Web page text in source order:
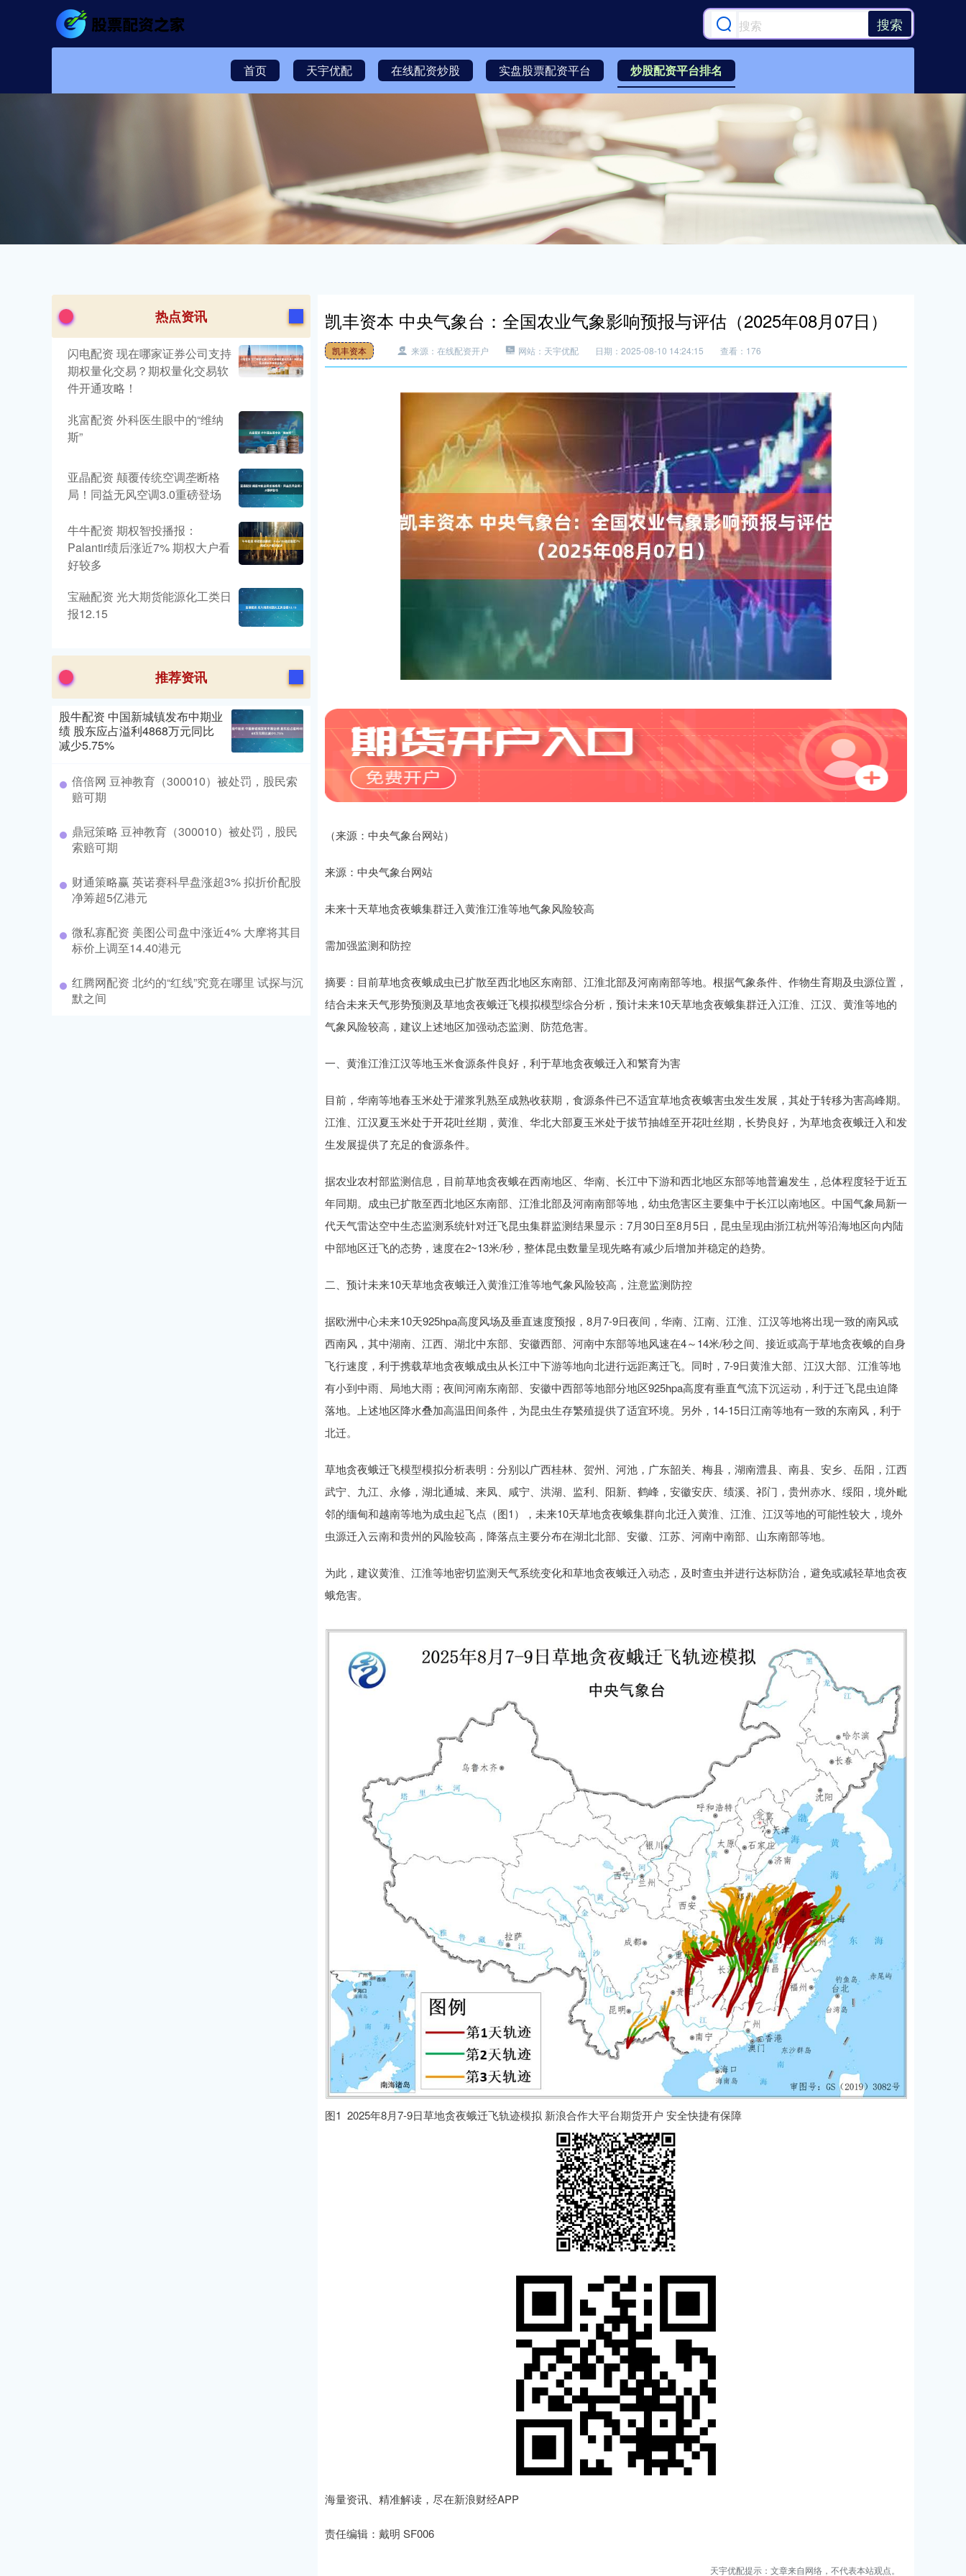
搜索
首页 天宇优配 在线配资炒股 实盘股票配资平台 炒股配资平台排名
凯丰资本 中央气象台：全国农业气象影响预报与评估（2025年08月07日）
凯丰资本 来源：在线配资开户 网站：天宇优配 日期：2025-08-10 14:24:15 查看：176
（来源：中央气象台网站）
来源：中央气象台网站
未来十天草地贪夜蛾集群迁入黄淮江淮等地气象风险较高
需加强监测和防控
摘要：目前草地贪夜蛾成虫已扩散至西北地区东南部、江淮北部及河南南部等地。根据气象条件、作物生育期及虫源位置，
结合未来天气形势预测及草地贪夜蛾迁飞模拟模型综合分析，预计未来10天草地贪夜蛾集群迁入江淮、江汉、黄淮等地的
气象风险较高，建议上述地区加强动态监测、防范危害。
一、黄淮江淮江汉等地玉米食源条件良好，利于草地贪夜蛾迁入和繁育为害
目前，华南等地春玉米处于灌浆乳熟至成熟收获期，食源条件已不适宜草地贪夜蛾害虫发生发展，其处于转移为害高峰期。
江淮、江汉夏玉米处于开花吐丝期，黄淮、华北大部夏玉米处于拔节抽雄至开花吐丝期，长势良好，为草地贪夜蛾迁入和发
生发展提供了充足的食源条件。
据农业农村部监测信息，目前草地贪夜蛾在西南地区、华南、长江中下游和西北地区东部等地普遍发生，总体程度轻于近五
年同期。成虫已扩散至西北地区东南部、江淮北部及河南南部等地，幼虫危害区主要集中于长江以南地区。中国气象局新一
代天气雷达空中生态监测系统针对迁飞昆虫集群监测结果显示：7月30日至8月5日，昆虫呈现由浙江杭州等沿海地区向内陆
中部地区迁飞的态势，速度在2~13米/秒，整体昆虫数量呈现先略有减少后增加并稳定的趋势。
二、预计未来10天草地贪夜蛾迁入黄淮江淮等地气象风险较高，注意监测防控
据欧洲中心未来10天925hpa高度风场及垂直速度预报，8月7-9日夜间，华南、江南、江淮、江汉等地将出现一致的南风或
西南风，其中湖南、江西、湖北中东部、安徽西部、河南中东部等地风速在4～14米/秒之间、接近或高于草地贪夜蛾的自身
飞行速度，利于携载草地贪夜蛾成虫从长江中下游等地向北进行远距离迁飞。同时，7-9日黄淮大部、江汉大部、江淮等地
有小到中雨、局地大雨；夜间河南东南部、安徽中西部等地部分地区925hpa高度有垂直气流下沉运动，利于迁飞昆虫迫降
落地。上述地区降水叠加高温田间条件，为昆虫生存繁殖提供了适宜环境。另外，14-15日江南等地有一致的东南风，利于
北迁。
草地贪夜蛾迁飞模型模拟分析表明：分别以广西桂林、贺州、河池，广东韶关、梅县，湖南澧县、南县、安乡、岳阳，江西
武宁、九江、永修，湖北通城、来凤、咸宁、洪湖、监利、阳新、鹤峰，安徽安庆、绩溪、祁门，贵州赤水、绥阳，境外毗
邻的缅甸和越南等地为成虫起飞点（图1），未来10天草地贪夜蛾集群向北迁入黄淮、江淮、江汉等地的可能性较大，境外
虫源迁入云南和贵州的风险较高，降落点主要分布在湖北北部、安徽、江苏、河南中南部、山东南部等地。
为此，建议黄淮、江淮等地密切监测天气系统变化和草地贪夜蛾迁入动态，及时查虫并进行达标防治，避免或减轻草地贪夜
蛾危害。
图1 2025年8月7-9日草地贪夜蛾迁飞轨迹模拟 新浪合作大平台期货开户 安全快捷有保障
海量资讯、精准解读，尽在新浪财经APP
责任编辑：戴明 SF006
天宇优配提示：文章来自网络，不代表本站观点。
热点资讯
闪电配资 现在哪家证券公司支持
期权量化交易？期权量化交易软
件开通攻略！
兆富配资 外科医生眼中的“维纳
斯”
亚晶配资 颠覆传统空调垄断格
局！同益无风空调3.0重磅登场
牛牛配资 期权智投播报：
Palantir绩后涨近7% 期权大户看
好较多
宝融配资 光大期货能源化工类日
报12.15
推荐资讯
股牛配资 中国新城镇发布中期业
绩 股东应占溢利4868万元同比
减少5.75%
倍倍网 豆神教育（300010）被处罚，股民索
赔可期
鼎冠策略 豆神教育（300010）被处罚，股民
索赔可期
财通策略赢 英诺赛科早盘涨超3% 拟折价配股
净筹超5亿港元
微私寡配资 美图公司盘中涨近4% 大摩将其目
标价上调至14.40港元
红腾网配资 北约的“红线”究竟在哪里 试探与沉
默之间